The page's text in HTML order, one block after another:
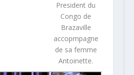
President du
Congo de
Brazaville
accopmpagne
de sa femme
Antoinette.